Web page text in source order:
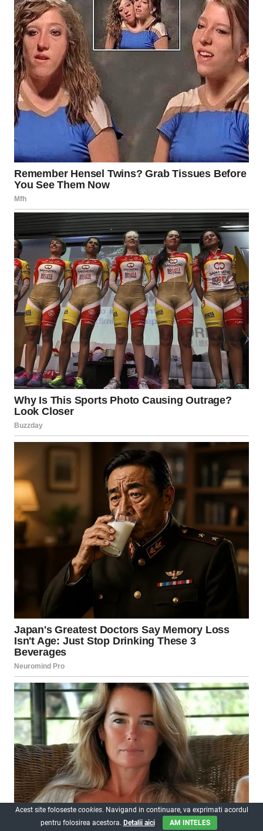
Acest site foloseste cookies. Navigand in continuare, va exprimati acordul
pentru folosirea acestora. Detalii aici AM INTELES